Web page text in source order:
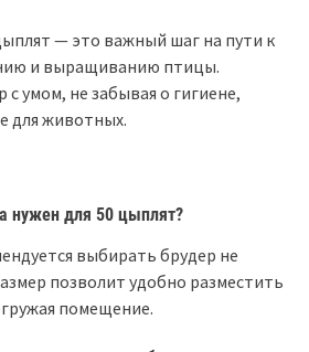
— это важный шаг на пути к
и выращиванию птицы.
умом, не забывая о гигиене,
для животных.
нужен для 50 цыплят?
выбирать брудер не
позволит удобно разместить
помещение.